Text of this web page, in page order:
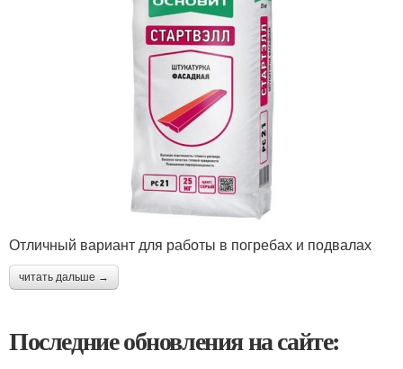
Отличный вариант для работы в погребах и подвалах
читать дальше →
Последние обновления на сайте: